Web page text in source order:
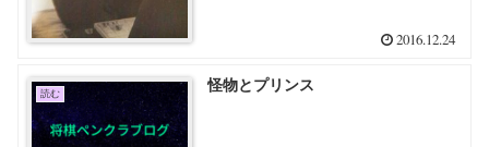
2016.12.24
読む 怪物とプリンス